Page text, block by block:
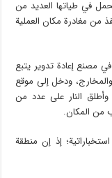
في طياتها العديد من
من مغادرة مكان العملية
يعمل في مصنع إعادة تدوير يتبع
ودخل إلى موقع
وأطلق النار على عدد من
من المكان.
إذ إن منطقة